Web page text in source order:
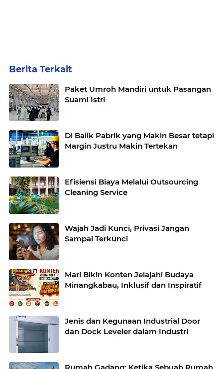
Berita Terkait
Paket Umroh Mandiri untuk Pasangan
Suami Istri
Di Balik Pabrik yang Makin Besar tetapi
Margin Justru Makin Tertekan
Efisiensi Biaya Melalui Outsourcing
Cleaning Service
Wajah Jadi Kunci, Privasi Jangan
Sampai Terkunci
Mari Bikin Konten Jelajahi Budaya
Minangkabau, Inklusif dan Inspiratif
Jenis dan Kegunaan Industrial Door
dan Dock Leveler dalam Industri